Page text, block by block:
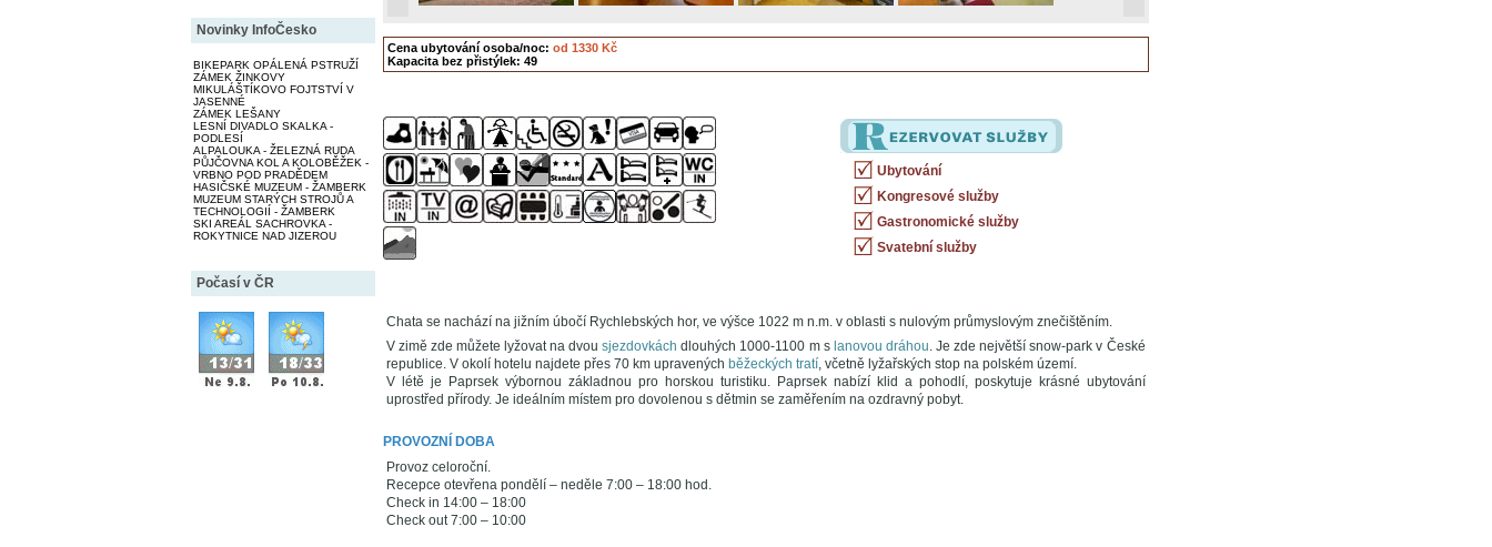
Novinky InfoČesko
BIKEPARK OPÁLENÁ PSTRUŽÍ
ZÁMEK ŽINKOVY
MIKULÁŠTÍKOVO FOJTSTVÍ V
JASENNÉ
ZÁMEK LEŠANY
LESNÍ DIVADLO SKALKA -
PODLESÍ
ALPALOUKA - ŽELEZNÁ RUDA
PŮJČOVNA KOL A KOLOBĚŽEK -
VRBNO POD PRADĚDEM
HASIČSKÉ MUZEUM - ŽAMBERK
MUZEUM STARÝCH STROJŮ A
TECHNOLOGIÍ - ŽAMBERK
SKI AREÁL SACHROVKA -
ROKYTNICE NAD JIZEROU
Počasí v ČR
Cena ubytování osoba/noc: od 1330 Kč
Kapacita bez přistýlek: 49
Ubytování
Kongresové služby
Gastronomické služby
Svatební služby
Chata se nachází na jižním úbočí Rychlebských hor, ve výšce 1022 m n.m. v oblasti s nulovým průmyslovým znečištěním.
V zimě zde můžete lyžovat na dvousjezdovkách dlouhých 1000-1100 m s lanovou dráhou. Je zde největší snow-park v České
republice. V okolí hotelu najdete přes 70 km upravených běžeckých tratí, včetně lyžařských stop na polském území.
V létě je Paprsek výbornou základnou pro horskou turistiku. Paprsek nabízí klid a pohodlí, poskytuje krásné ubytování
uprostřed přírody. Je ideálním místem pro dovolenou s dětmin se zaměřením na ozdravný pobyt.
PROVOZNÍ DOBA
Provoz celoroční.
Recepce otevřena pondělí – neděle 7:00 – 18:00 hod.
Check in 14:00 – 18:00
Check out 7:00 – 10:00